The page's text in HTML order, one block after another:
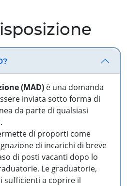
(MAD) è una domanda
inviata sotto forma di
da parte di qualsiasi
di proporti come
di incarichi di breve
di posti vacanti dopo lo
Le graduatorie,
sufficienti a coprire il